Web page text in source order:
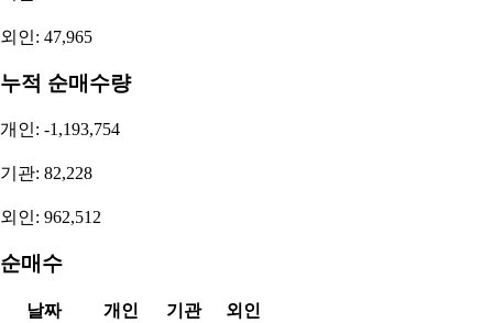
외인: 47,965
누적 순매수량
개인: -1,193,754
기관: 82,228
외인: 962,512
순매수
날짜 개인 기관
외인